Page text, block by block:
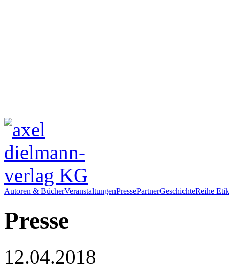
Autoren & BücherVeranstaltungenPressePartnerGeschichteReihe
Presse
12.04.2018